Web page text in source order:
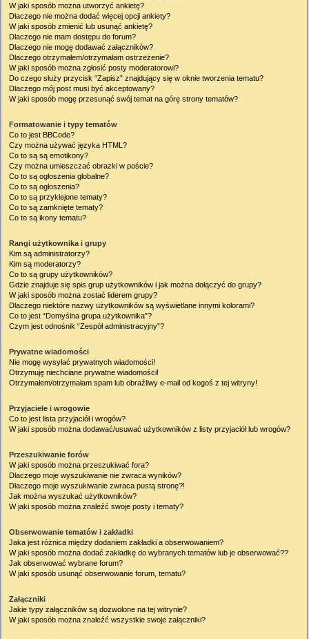
W jaki sposób można utworzyć ankietę?
Dlaczego nie można dodać więcej opcji ankiety?
W jaki sposób zmienić lub usunąć ankietę?
Dlaczego nie mam dostępu do forum?
Dlaczego nie mogę dodawać załączników?
Dlaczego otrzymałem/otrzymałam ostrzeżenie?
W jaki sposób można zgłosić posty moderatorowi?
Do czego służy przycisk “Zapisz” znajdujący się w oknie tworzenia tematu?
Dlaczego mój post musi być akceptowany?
W jaki sposób mogę przesunąć swój temat na górę strony tematów?
Formatowanie i typy tematów
Co to jest BBCode?
Czy można używać języka HTML?
Co to są są emotikony?
Czy można umieszczać obrazki w poście?
Co to są ogłoszenia globalne?
Co to są ogłoszenia?
Co to są przyklejone tematy?
Co to są zamknięte tematy?
Co to są ikony tematu?
Rangi użytkownika i grupy
Kim są administratorzy?
Kim są moderatorzy?
Co to są grupy użytkowników?
Gdzie znajduje się spis grup użytkowników i jak można dołączyć do grupy?
W jaki sposób można zostać liderem grupy?
Dlaczego niektóre nazwy użytkowników są wyświetlane innymi kolorami?
Co to jest “Domyślna grupa użytkownika”?
Czym jest odnośnik “Zespół administracyjny”?
Prywatne wiadomości
Nie mogę wysyłać prywatnych wiadomości!
Otrzymuję niechciane prywatne wiadomości!
Otrzymałem/otrzymałam spam lub obraźliwy e-mail od kogoś z tej witryny!
Przyjaciele i wrogowie
Co to jest lista przyjaciół i wrogów?
W jaki sposób można dodawać/usuwać użytkowników z listy przyjaciół lub wrogów?
Przeszukiwanie forów
W jaki sposób można przeszukiwać fora?
Dlaczego moje wyszukiwanie nie zwraca wyników?
Dlaczego moje wyszukiwanie zwraca pustą stronę?!
Jak można wyszukać użytkowników?
W jaki sposób można znaleźć swoje posty i tematy?
Obserwowanie tematów i zakładki
Jaka jest różnica między dodaniem zakładki a obserwowaniem?
W jaki sposób można dodać zakładkę do wybranych tematów lub je obserwować??
Jak obserwować wybrane forum?
W jaki sposób usunąć obserwowanie forum, tematu?
Załączniki
Jakie typy załączników są dozwolone na tej witrynie?
W jaki sposób można znaleźć wszystkie swoje załączniki?